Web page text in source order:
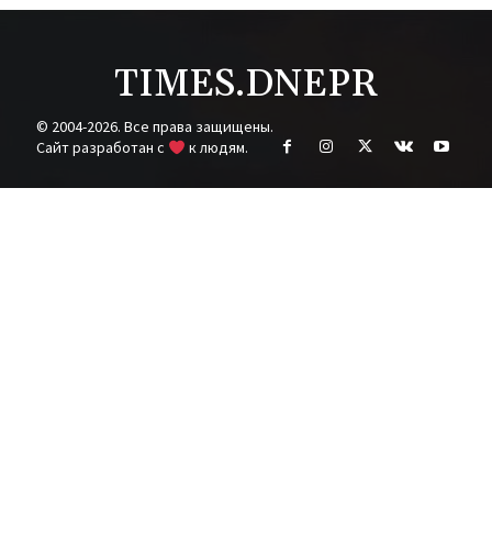
TIMES.DNEPR
© 2004-2026. Все права защищены.
Cайт разработан с
к людям.